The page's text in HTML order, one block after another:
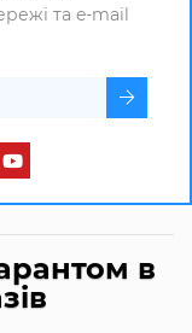
та e-mail
в